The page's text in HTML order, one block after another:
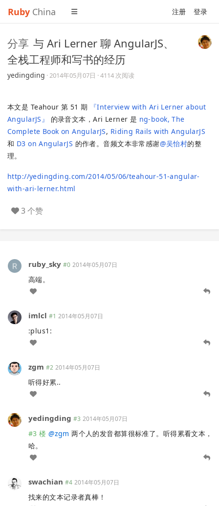
Ruby China 注册 登录
分享 与 Ari Lerner 聊 AngularJS、
全栈工程师和写书的经历
yedingding ·2014年05月07日 · 4114 次阅读
本文是 Teahour 第 51 期
『Interview with Ari Lerner about
AngularJS』
的录音文本，Ari Lerner 是 ng-book, The
Complete Book on AngularJS, Riding Rails with AngularJS
和 D3 on AngularJS 的作者。音频文本非常感谢@吴怡村的整
理。
http://yedingding.com/2014/05/06/teahour-51-angular-
with-ari-lerner.html
3 个赞
ruby_sky #0 2014年05月07日
高端。
imlcl #1 2014年05月07日
:plus1:
zgm #2 2014年05月07日
听得好累..
yedingding #3 2014年05月07日
#3 楼 @zgm 两个人的发音都算很标准了。听得累看文本，
哈。
swachian #4 2014年05月07日
找来的文本记录者真棒！